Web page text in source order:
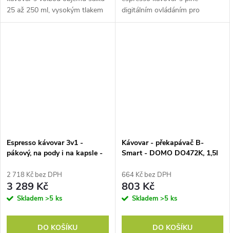
25 až 250 ml, vysokým tlakem
až 19 bar, vestavěným
digitálním ovládáním pro
rychlou a snadnou přípravu
Espresso kávovar 3v1 -
pákový, na pody i na kapsle -
Bar, nádržka na vodu 1,1 litru
2 718 Kč bez DPH
3 289 Kč
Skladem >5 ks
DO KOŠÍKU
Kávovar - překapávač B-
Smart - DOMO DO472K, 1,5l
664 Kč bez DPH
803 Kč
Skladem >5 ks
DO KOŠÍKU